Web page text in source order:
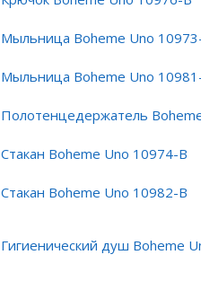
Мыльница Boheme Uno
Мыльница Boheme Uno
Полотенцедержатель
Стакан Boheme Uno 10974-B
Стакан Boheme Uno 10982-B
Гигиенический душ Boheme